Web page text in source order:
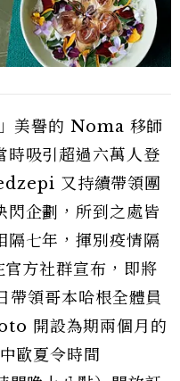
美譽的 Noma 移師
時吸引超過六萬人登
又持續帶領團
閃企劃，所到之處皆
隔七年，揮別疫情隔
方社群宣布，即將
領哥本哈根全體員
開設為期兩個月的
歐夏令時間